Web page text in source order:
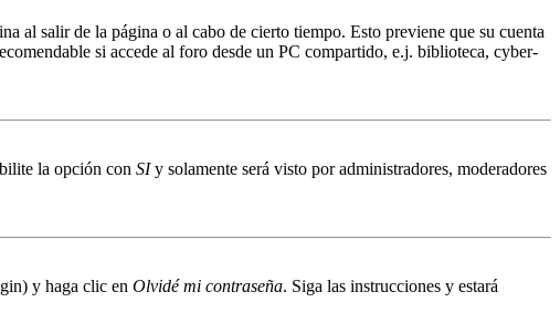
al salir de la página o al cabo de cierto tiempo. Esto previene que su cuenta
si accede al foro desde un PC compartido, e.j. biblioteca, cyber-
la opción con SIy solamente será visto por administradores, moderadores
y haga clic en Olvidé mi contraseña. Siga las instrucciones y estará